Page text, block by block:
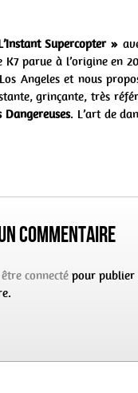
Supercopter »
K7 parue à l’origine en
Angeles et nous
grinçante, très
Dangereuses. L’art de
commentaire
être connecté pour publier